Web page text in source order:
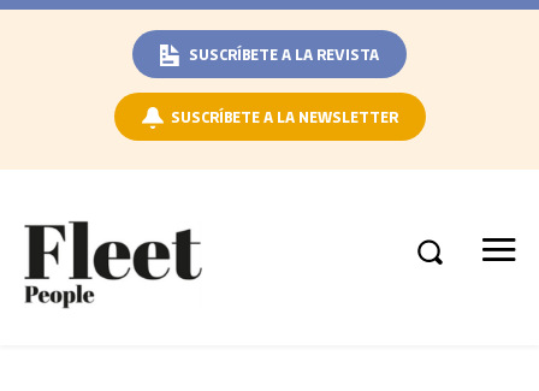
SUSCRÍBETE A LA REVISTA
SUSCRÍBETE A LA NEWSLETTER